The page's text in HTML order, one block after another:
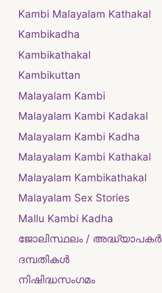
Kambi Malayalam Kathakal
Kambikadha
Kambikathakal
Kambikuttan
Malayalam Kambi
Malayalam Kambi Kadakal
Malayalam Kambi Kadha
Malayalam Kambi Kathakal
Malayalam Kambikathakal
Malayalam Sex Stories
Mallu Kambi Kadha
ജോലിസ്ഥലം / അദ്ധ്യാപകർ
ദമ്പതികള്‍
നിഷിദ്ധസംഗമം